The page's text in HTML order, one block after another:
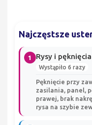
Najczęstsze
1 Rysy i pęknięcia
Wystąpiło 6 razy
Pęknięcie przy
zasilania, panel,
prawej, brak
rysa na szybie